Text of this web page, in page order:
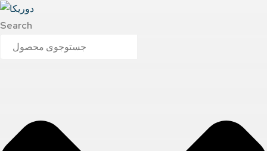
Search